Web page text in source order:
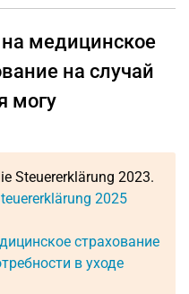
медицинское
на случай
могу
Steuererklärung 2023.
2025
страхование
в уходе